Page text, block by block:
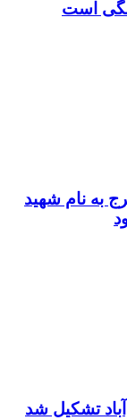
است
به نام شهید
تشکیل شد